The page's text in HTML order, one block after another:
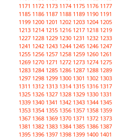
1171 1172 1173 1174 1175 1176 1177
1185 1186 1187 1188 1189 1190 1191
1199 1200 1201 1202 1203 1204 1205
1213 1214 1215 1216 1217 1218 1219
1227 1228 1229 1230 1231 1232 1233
1241 1242 1243 1244 1245 1246 1247
1255 1256 1257 1258 1259 1260 1261
1269 1270 1271 1272 1273 1274 1275
1283 1284 1285 1286 1287 1288 1289
1297 1298 1299 1300 1301 1302 1303
1311 1312 1313 1314 1315 1316 1317
1325 1326 1327 1328 1329 1330 1331
1339 1340 1341 1342 1343 1344 1345
1353 1354 1355 1356 1357 1358 1359
1367 1368 1369 1370 1371 1372 1373
1381 1382 1383 1384 1385 1386 1387
1395 1396 1397 1398 1399 1400 1401